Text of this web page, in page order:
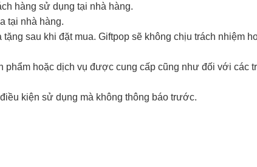
hàng sử dụng tại nhà hàng.
tại nhà hàng.
sau khi đặt mua. Giftpop sẽ không chịu trách nhiệm
hoặc dịch vụ được cung cấp cũng như đối với các
kiện sử dụng mà không thông báo trước.